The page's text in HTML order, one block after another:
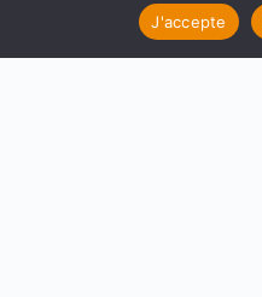
J'accepte